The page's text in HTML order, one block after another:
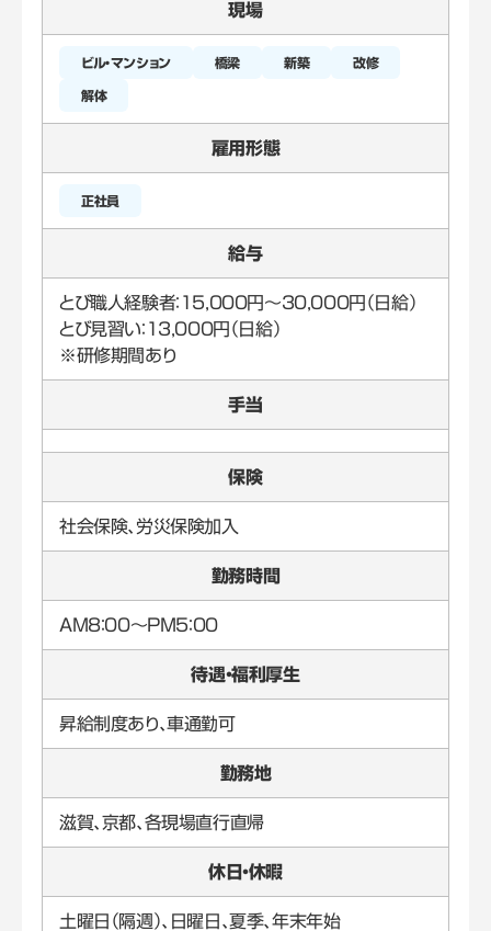
現場
ビル・マンション 橋梁 新築 改修
解体
雇用形態
正社員
給与
とび職人経験者：15,000円～30,000円（日給）
とび見習い：13,000円（日給）
※研修期間あり
手当
保険
社会保険、労災保険加入
勤務時間
AM8：00～PM5：00
待遇・福利厚生
昇給制度あり、車通勤可
勤務地
滋賀、京都、各現場直行直帰
休日・休暇
土曜日（隔週）、日曜日、夏季、年末年始